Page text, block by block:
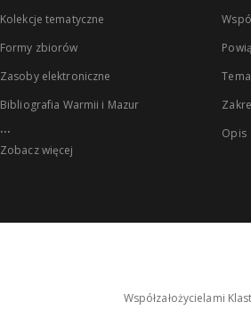
Kolekcje tematyczne
Formy zbiorów
Zasoby elektroniczne
Bibliografia Warmii i Mazur
...
Zobacz więcej
Opis
Współzałożycielami